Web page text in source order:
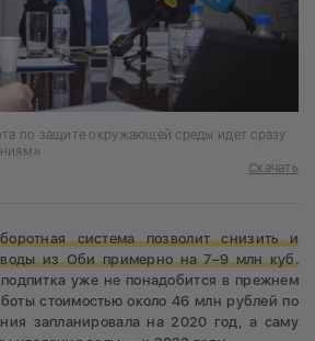
по защите окружающей среды идет сразу
Скачать
система позволит снизить и
из Оби примерно на 7–9 млн куб.
уже не понадобится в прежнем
стоимостью около 46 млн рублей по
запланировала на 2020 год, а саму